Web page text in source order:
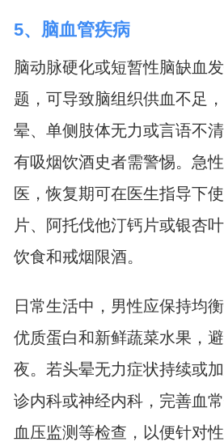
5、脑血管疾病
脑动脉硬化或短暂性脑缺血
题，可导致脑组织供血不足
晕、单侧肢体无力或言语不
有吸烟饮酒史者需警惕。急
医，恢复期可在医生指导下
片、阿托伐他汀钙片或银杏
饮食和戒烟限酒。
日常生活中，男性应保持均
优质蛋白和新鲜蔬菜水果，
夜。若头晕无力症状持续或
诊内科或神经内科，完善血
血压监测等检查，以便针对